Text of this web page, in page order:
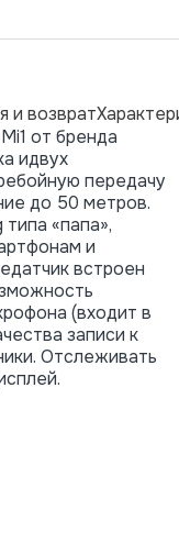
и возврат
от бренда
идвух
передачу
до 50 метров.
«папа»,
и
встроен
(входит в
записи к
Отслеживать